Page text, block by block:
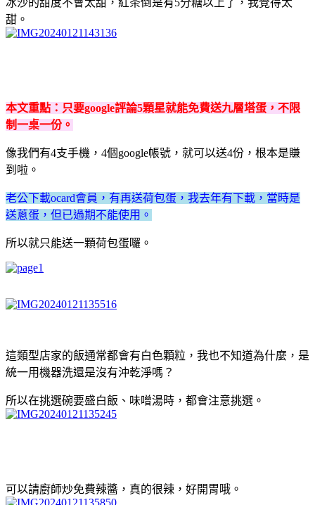
甜。
本文重點：只要google評論5顆星就能免費送九層塔蛋，不限
制一桌一份。
像我們有4支手機，4個google帳號，就可以送4份，根本是賺
到啦。
老公下載ocard會員，有再送荷包蛋，我去年有下載，當時是
送蔥蛋，但已過期不能使用。
所以就只能送一顆荷包蛋囉。
這類型店家的飯通常都會有白色顆粒，我也不知道為什麼，是
統一用機器洗還是沒有沖乾淨嗎？
所以在挑選碗要盛白飯、味噌湯時，都會注意挑選。
可以請廚師炒免費辣醬，真的很辣，好開胃哦。